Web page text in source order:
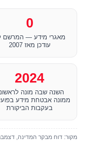
0
מאגרי מידע — המרשם
עודכן מאז 2007
2024
השנה שבה מונה
ממונה אבטחת מידע
בעקבות הביקורת
מקור: דוח מבקר המדינה, דצמבר